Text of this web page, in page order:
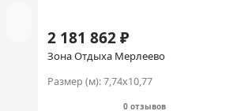
2 181 862 ₽
Зона Отдыха Мерлеево
Размер (м):7,74х10,77
0 отзывов